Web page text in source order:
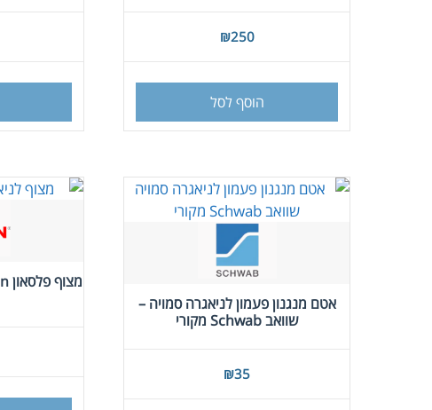
₪250
הוסף לסל
אטם מנגנון פעמון לניאגרה סמויה –
שוואב Schwab מקורי
₪35